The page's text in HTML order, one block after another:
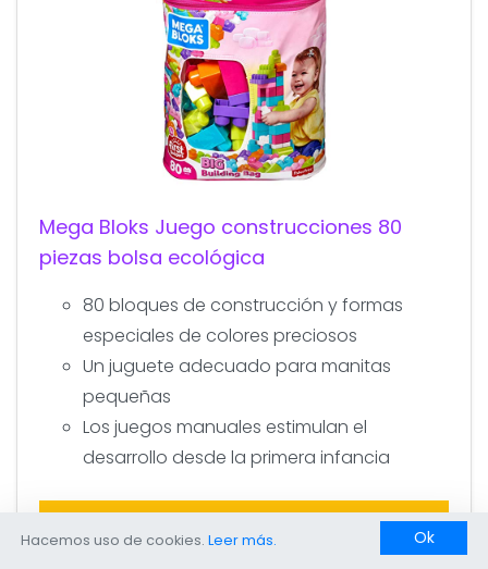
Mega Bloks Juego construcciones 80
piezas bolsa ecológica
80 bloques de construcción y formas
especiales de colores preciosos
Un juguete adecuado para manitas
pequeñas
Los juegos manuales estimulan el
desarrollo desde la primera infancia
Hacemos uso de cookies. Leer más. Ok